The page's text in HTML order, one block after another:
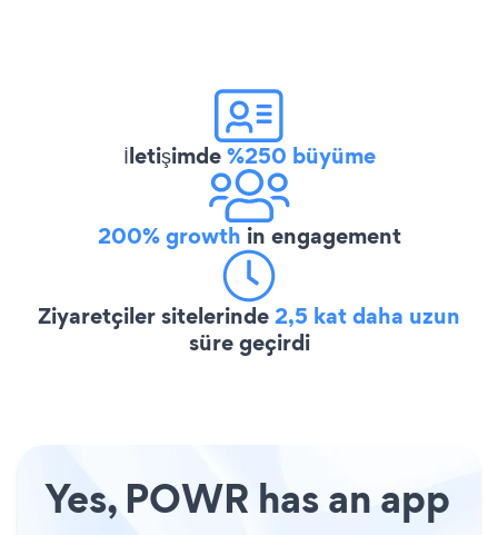
İletişimde%250 büyüme
200% growth in engagement
Ziyaretçiler sitelerinde2,5 kat daha uzun
süre geçirdi
Yes, POWR has an app